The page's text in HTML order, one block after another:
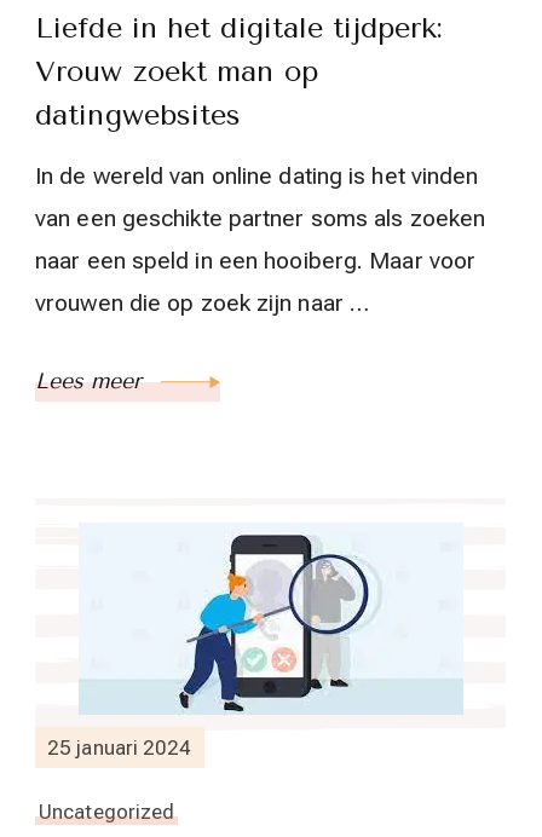
Liefde in het digitale tijdperk:
Vrouw zoekt man op
datingwebsites
In de wereld van online dating is het vinden
van een geschikte partner soms als zoeken
naar een speld in een hooiberg. Maar voor
vrouwen die op zoek zijn naar …
Lees meer
25 januari 2024
Uncategorized